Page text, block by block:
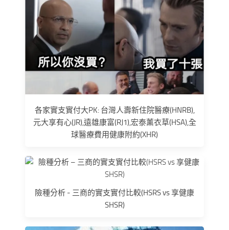
各家實支實付大PK: 台灣人壽新住院醫療(HNRB),
元大享有心(JR),遠雄康富(RJ1),宏泰薰衣草(HSA),全
球醫療費用健康附約(XHR)
險種分析 - 三商的實支實付比較(HSRS vs 享健康
SHSR)